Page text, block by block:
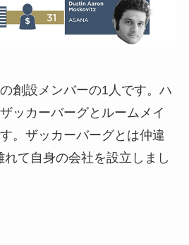
創設メンバーの1人です。ハ
ッカーバーグとルームメイ
。ザッカーバーグとは仲違
て自身の会社を設立しまし